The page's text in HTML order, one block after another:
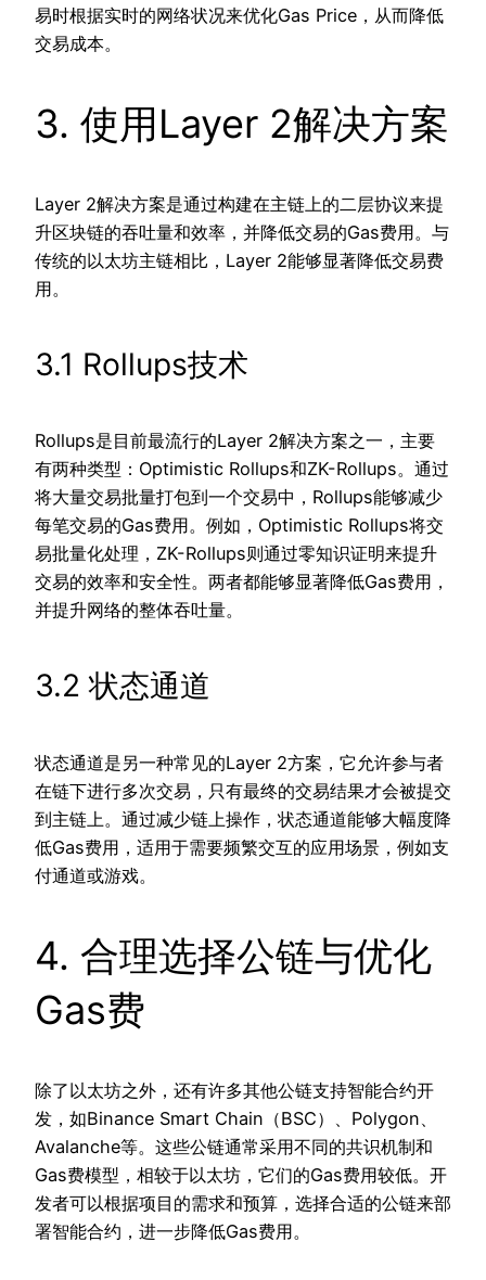
易时根据实时的网络状况来优化Gas Price，从而降低
交易成本。
3. 使用Layer 2解决方案
Layer 2解决方案是通过构建在主链上的二层协议来提
升区块链的吞吐量和效率，并降低交易的Gas费用。与
传统的以太坊主链相比，Layer 2能够显著降低交易费
用。
3.1 Rollups技术
Rollups是目前最流行的Layer 2解决方案之一，主要
有两种类型：Optimistic Rollups和ZK-Rollups。通过
将大量交易批量打包到一个交易中，Rollups能够减少
每笔交易的Gas费用。例如，Optimistic Rollups将交
易批量化处理，ZK-Rollups则通过零知识证明来提升
交易的效率和安全性。两者都能够显著降低Gas费用，
并提升网络的整体吞吐量。
3.2 状态通道
状态通道是另一种常见的Layer 2方案，它允许参与者
在链下进行多次交易，只有最终的交易结果才会被提交
到主链上。通过减少链上操作，状态通道能够大幅度降
低Gas费用，适用于需要频繁交互的应用场景，例如支
付通道或游戏。
4. 合理选择公链与优化
Gas费
除了以太坊之外，还有许多其他公链支持智能合约开
发，如Binance Smart Chain（BSC）、Polygon、
Avalanche等。这些公链通常采用不同的共识机制和
Gas费模型，相较于以太坊，它们的Gas费用较低。开
发者可以根据项目的需求和预算，选择合适的公链来部
署智能合约，进一步降低Gas费用。